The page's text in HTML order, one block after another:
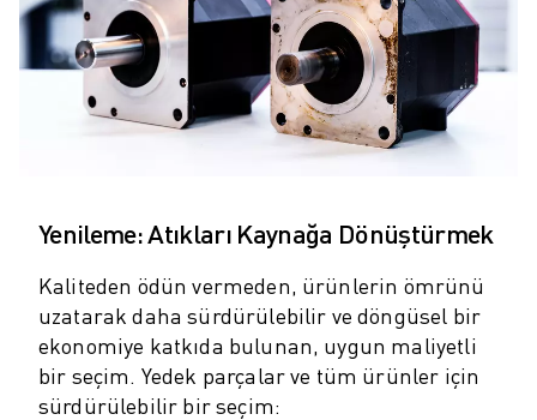
CNC FREZELEME
CNC TORNA
YÜKSEK HIZLI DELME VE KILAVUZ ÇEKME
ENJEKSIYON
PALETLEME
GÖRSEL DENETIM
TEL EROZYON
VAKA ÇALIŞMALARI
MÜŞTERI HIZMETLERI
Yenileme: Atıkları Kaynağa Dönüştürmek
Kaliteden ödün vermeden, ürünlerin ömrünü
uzatarak daha sürdürülebilir ve döngüsel bir
ekonomiye katkıda bulunan, uygun maliyetli
bir seçim. Yedek parçalar ve tüm ürünler için
sürdürülebilir bir seçim: